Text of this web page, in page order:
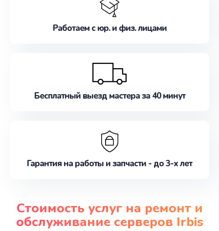
Работаем с юр. и физ. лицами
Бесплатный выезд мастера за 40 минут
Гарантия на работы и запчасти - до 3-х лет
Стоимость услуг на ремонт и
обслуживание серверов Irbis